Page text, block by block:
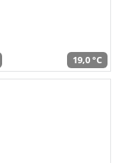
19,0 °C